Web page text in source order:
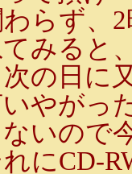
らず、
みると
の日に
やがっ
いので
にCD-